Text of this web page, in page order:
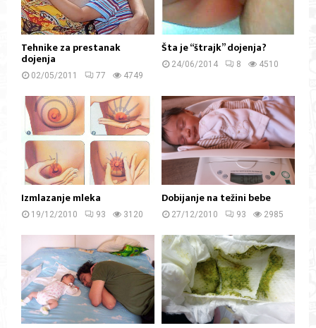
Tehnike za prestanak
dojenja
02/05/2011 77 4749
Šta je “štrajk” dojenja?
24/06/2014 8 4510
Izmlazanje mleka
19/12/2010 93 3120
Dobijanje na težini bebe
27/12/2010 93 2985